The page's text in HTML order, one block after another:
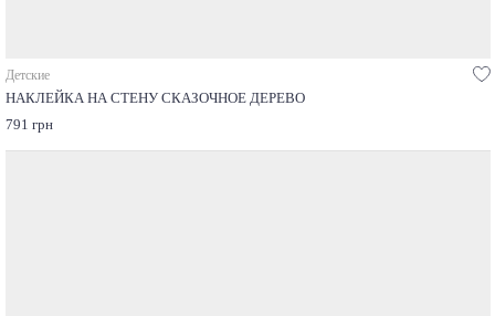
Детские
НАКЛЕЙКА НА СТЕНУ СКАЗОЧНОЕ ДЕРЕВО
791 грн